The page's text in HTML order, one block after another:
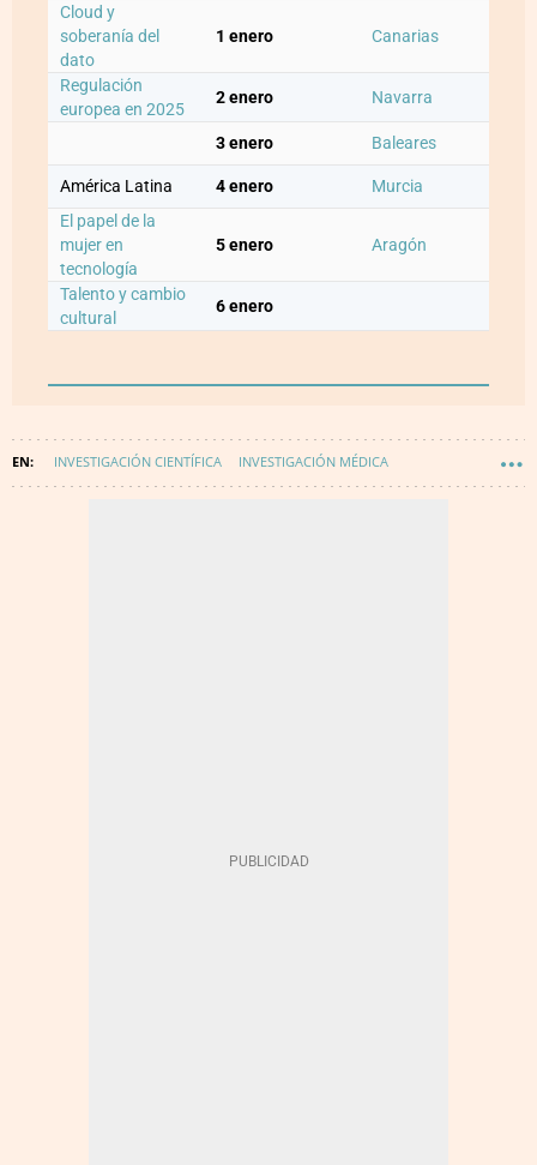
Cloud y
soberanía del
dato
1 enero Canarias
Regulación
europea en 2025
2 enero Navarra
3 enero Baleares
América Latina 4 enero
Murcia
El papel de la
mujer en
tecnología
5 enero Aragón
Talento y cambio
cultural
6 enero
INVESTIGACIÓN CIENTÍFICA INVESTIGACIÓN MÉDICA